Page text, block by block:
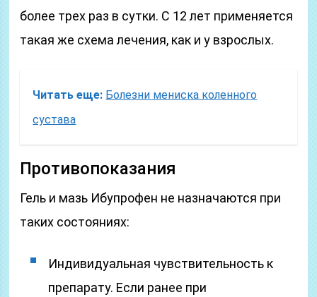
более трех раз в сутки. С 12 лет применяется
такая же схема лечения, как и у взрослых.
Читать еще: Болезни мениска коленного
сустава
Противопоказания
Гель и мазь Ибупрофен не назначаются при
таких состояниях:
Индивидуальная чувствительность к
препарату. Если ранее при